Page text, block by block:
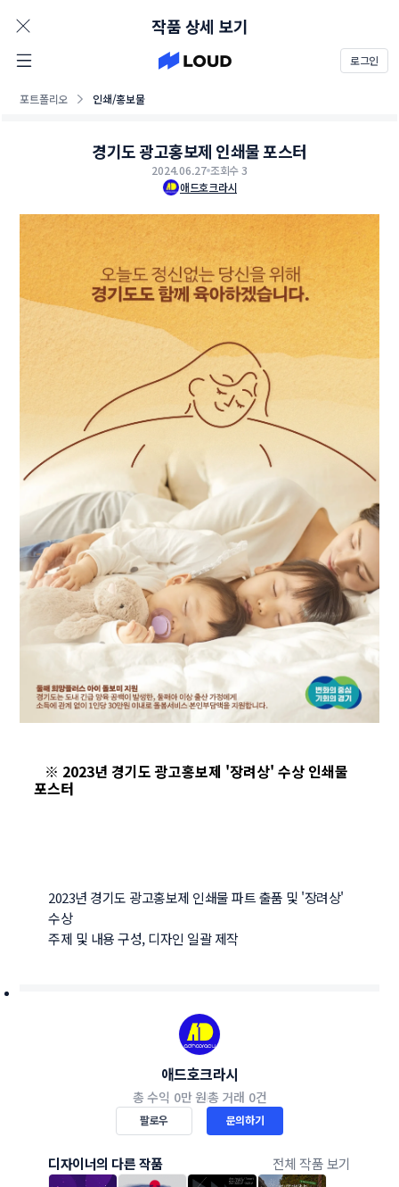
로그인
포트폴리오 인쇄/홍보물
작품 상세 보기
경기도 광고홍보제 인쇄물 포스터
2024.06.27 조회수 3
애드호크라시
※ 2023년 경기도 광고홍보제 '장려상' 수상 인쇄물
포스터
2023년 경기도 광고홍보제 인쇄물 파트 출품 및 '장려상'
수상
주제 및 내용 구성, 디자인 일괄 제작
애드호크라시
총 수익 0만 원총 거래 0건
팔로우 문의하기
디자이너의 다른 작품 전체 작품 보기